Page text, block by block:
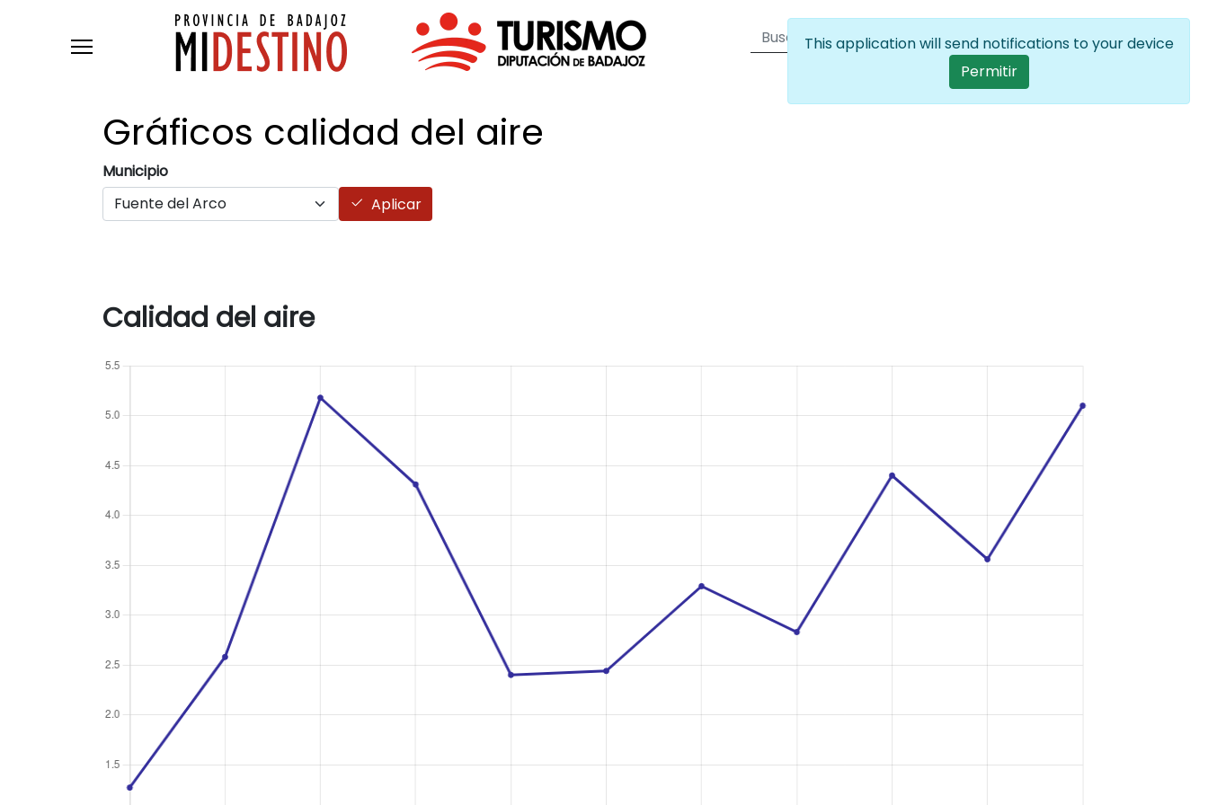
Pasar al contenido principal
User account menu
Iniciar sesión ES Lista
Gráficos calidad del aire
Municipio
Aplicar
Calidad del aire
This application will send notifications to your device
Permitir